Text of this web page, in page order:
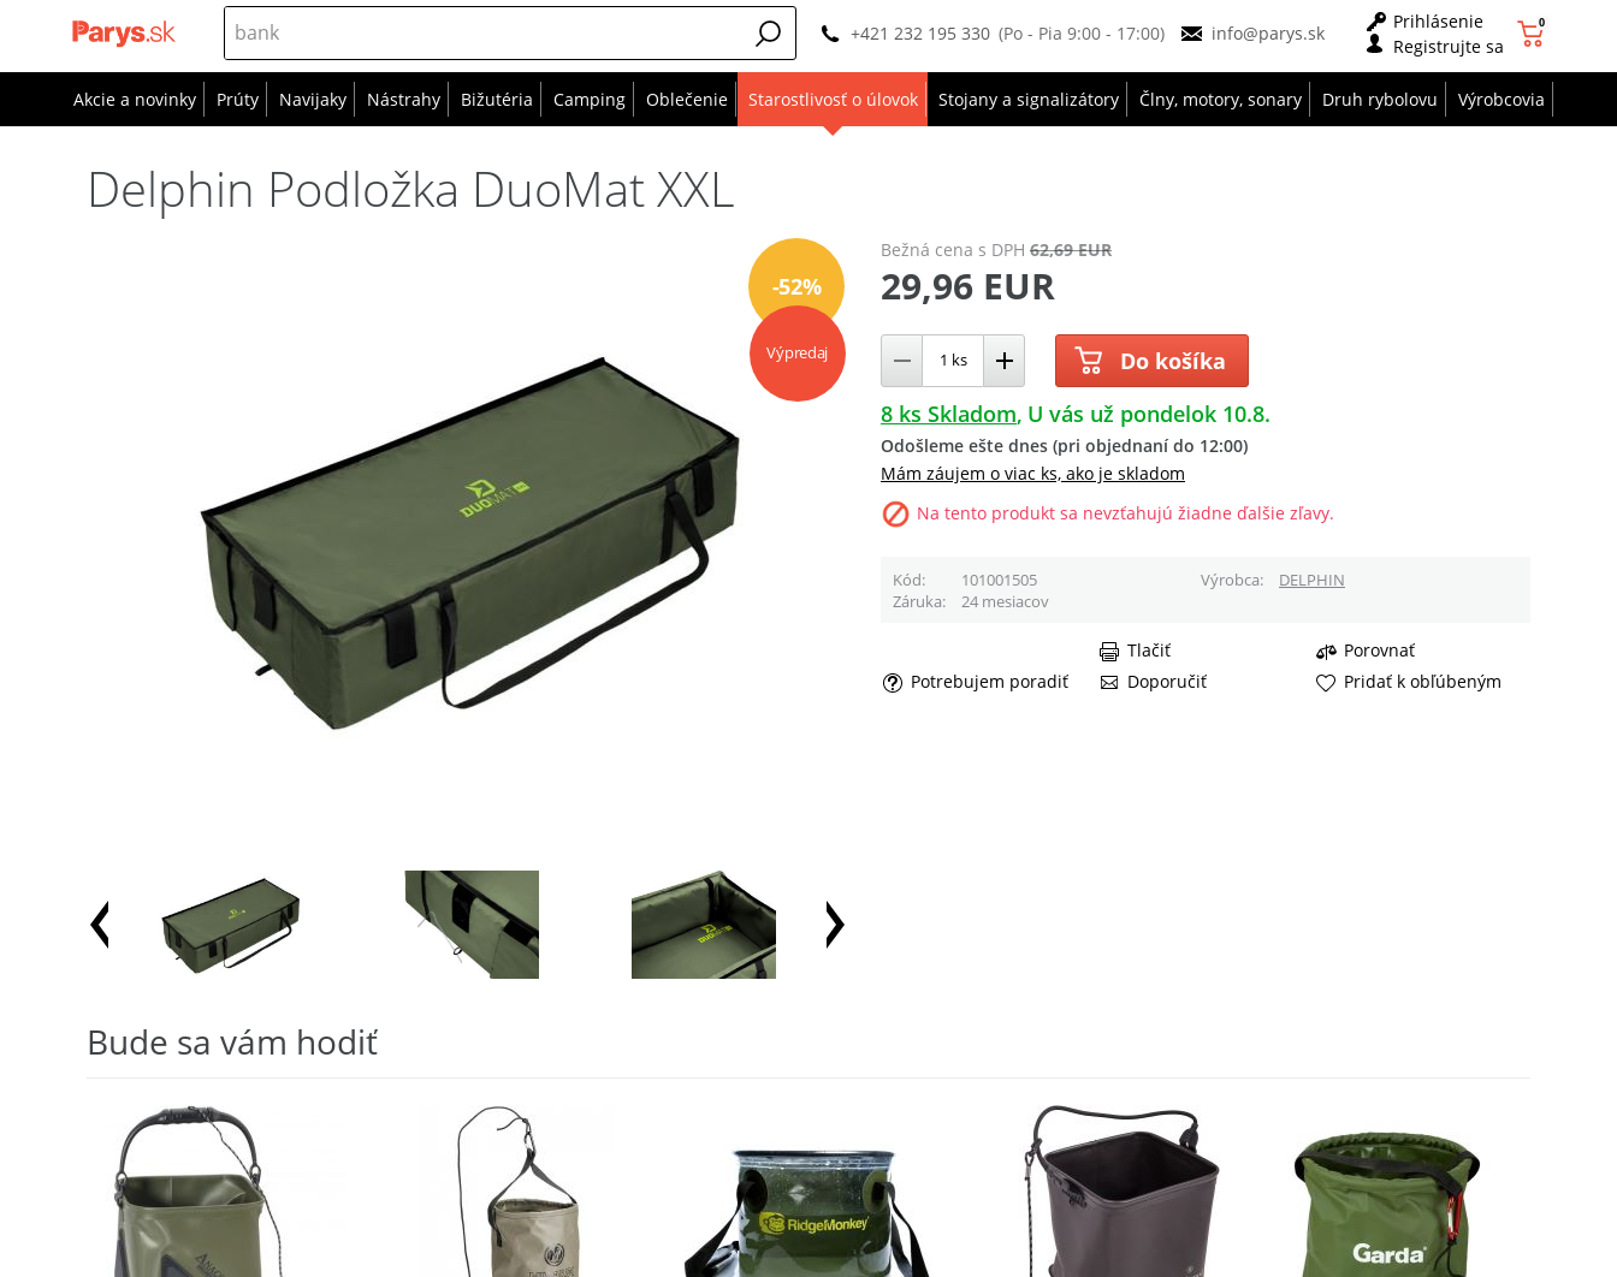
+421 232 195 330 (Po - Pia 9:00 - 17:00) info@parys.sk
Prihlásenie
Registrujte sa
0
Akcie a novinky Prúty Navijaky Nástrahy Bižutéria Camping Oblečenie Starostlivosť o úlovok Stojany a signalizátory Člny, motory, sonary Druh rybolovu Výrobcovia
Delphin Podložka DuoMat XXL
-52%
Výpredaj
Bežná cena s DPH 62,69 EUR
29,96 EUR
Do košíka
8 ks Skladom U vás už pondelok 10.8.
Odošleme ešte dnes (pri objednaní do 12:00)
Mám záujem o viac ks, ako je skladom
Na tento produkt sa nevzťahujú žiadne ďalšie zľavy.
Kód 101001505 Výrobca
DELPHIN
Záruka
24 mesiacov
Porovnať
Potrebujem poradiť
Doporučiť
Tlačiť
Pridať k obľúbeným
Bude sa vám hodiť